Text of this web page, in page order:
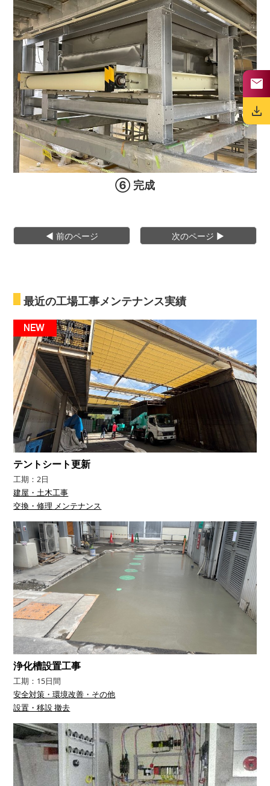
mail
download
⑥ 完成
◀︎ 前のページ 次のページ ▶︎
最近の工場工事メンテナンス実績
テントシート更新
工期：2日
建屋・土木工事
交換・修理 メンテナンス
浄化槽設置工事
工期：15日間
安全対策・環境改善・その他
設置・移設 撤去